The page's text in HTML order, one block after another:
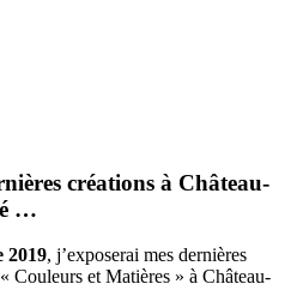
créations à Château-
…
2019, j’exposerai mes dernières
Couleurs et Matières » à Château-